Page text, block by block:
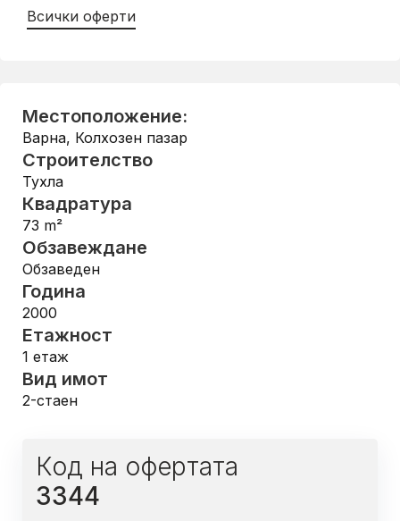
Всички оферти
Местоположение:
Варна, Колхозен пазар
Строителство
Тухла
Квадратура
73 m²
Обзавеждане
Обзаведен
Година
2000
Етажност
1 етаж
Вид имот
2-стаен
Код на офертата
3344